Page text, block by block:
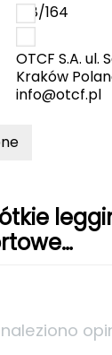
158/164
OTCF S.A. ul.
Kraków
info@otcf.pl